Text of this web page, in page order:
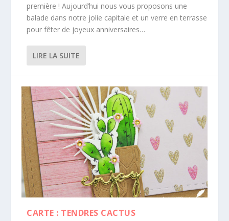
première ! Aujourd’hui nous vous proposons une
balade dans notre jolie capitale et un verre en terrasse
pour fêter de joyeux anniversaires…
LIRE LA SUITE
CARTE : TENDRES CACTUS